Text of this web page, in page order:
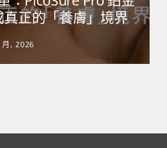
正的「養膚」境界
月, 2026